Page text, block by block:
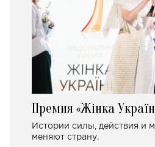
Премия «Жінка
Истории силы, действия и
меняют страну.